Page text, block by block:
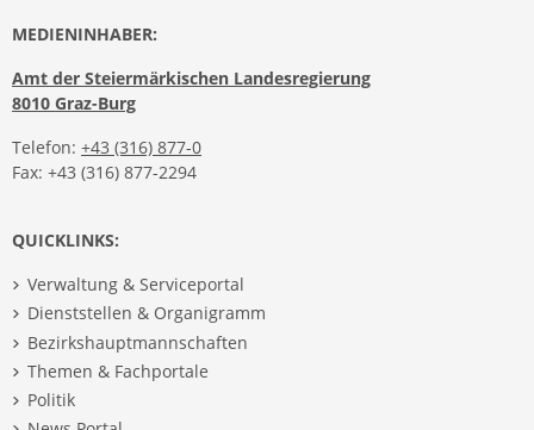
MEDIENINHABER:
Amt der Steiermärkischen Landesregierung
8010 Graz-Burg
Telefon: +43 (316) 877-0
Fax: +43 (316) 877-2294
QUICKLINKS:
Verwaltung & Serviceportal
Dienststellen & Organigramm
Bezirkshauptmannschaften
Themen & Fachportale
Politik